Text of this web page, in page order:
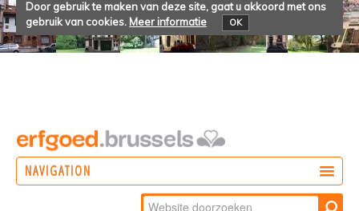
Door gebruik te maken van deze site, gaat u akkoord met ons
gebruik van cookies. Meer informatie OK
NAVIGATION
Zoek